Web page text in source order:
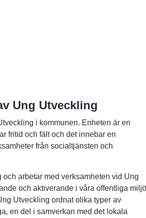
Ung Utveckling
i kommunen. Enheten är en
fritid och fält och det innebar en
från socialtjänsten och
arbetar med verksamheten vid Ung
och aktiverande i våra offentliga
Utveckling ordnat olika typer av
en del i samverkan med det lokala